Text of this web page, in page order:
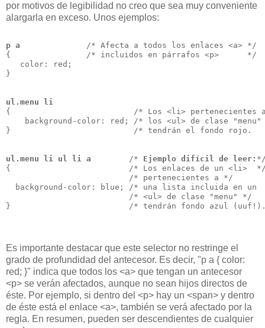
por motivos de legibilidad no creo que sea muy conveniente
alargarla en exceso. Unos ejemplos:
p a
              /* Afecta a todos los enlaces <a> */
{                /* incluidos en párrafos <p>      */
   color: red;
}
ul.menu li
{                          /* Los <li> pertenecientes
background-color: red; /* los <ul> de clase "menu"
}                          /* tendrán el fondo rojo.
ul.menu li ul li a
        /*
Ejemplo difícil de leer:
{                         /* Los enlaces de un <li>
                          /* pertenecientes a */
background-color: blue; /* una lista incluida en un
                          /* <ul> de clase "menu" */
}                         /* tendrán fondo azul
Es importante destacar que este selector no restringe el
grado de profundidad del antecesor. Es decir, "p a { color:
red; }" indica que todos los <a> que tengan un antecesor
<p> se verán afectados, aunque no sean hijos directos de
éste. Por ejemplo, si dentro del <p> hay un <span> y dentro
de éste está el enlace <a>, también se verá afectado por la
regla. En resumen, pueden ser descendientes de cualquier